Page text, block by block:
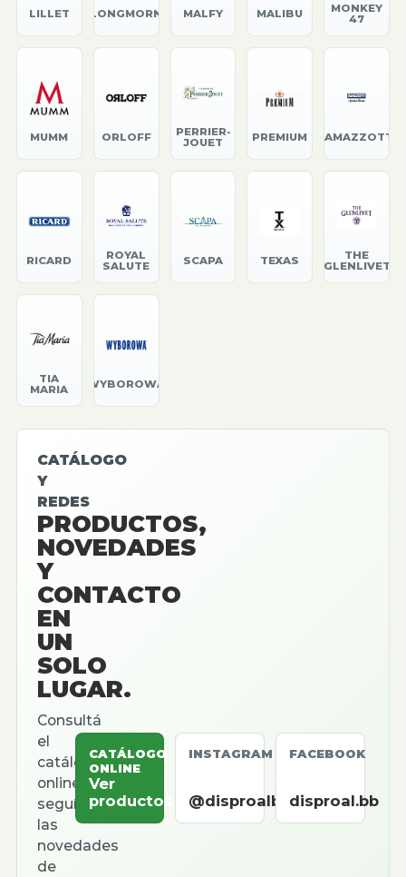
LILLET LONGMORN MALFY MALIBU
MONKEY
47
MUMM ORLOFF
PERRIER-
JOUET
PREMIUM RAMAZZOTTI
RICARD
ROYAL
SALUTE
SCAPA TEXAS
THE
GLENLIVET
TIA
MARIA
WYBOROWA
CATÁLOGO
Y
REDES
PRODUCTOS,
NOVEDADES
Y
CONTACTO
EN
UN
SOLO
LUGAR.
Consultá
el
catálogo
online,
seguí
las
novedades
de
CATÁLOGO
ONLINE
Ver
productos
INSTAGRAM
@disproalbb
FACEBOOK
disproal.bb